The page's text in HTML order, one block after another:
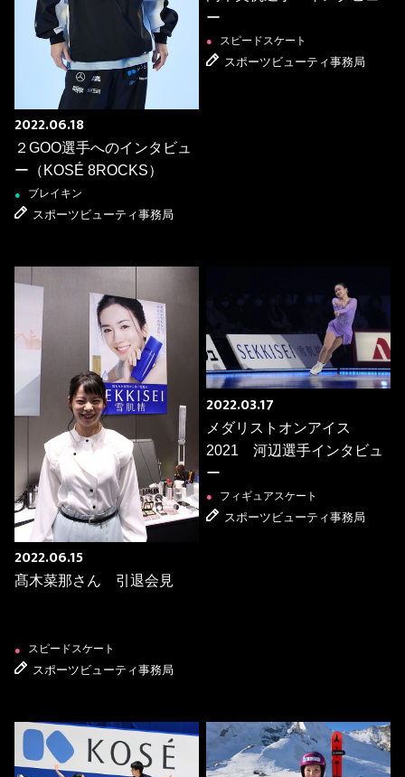
2022.06.18
２GOO選手へのインタビュ
ー（KOSÉ 8ROCKS）
● ブレイキン
スポーツビューティ事務局
ー
● スピードスケート
スポーツビューティ事務局
2022.06.15
髙木菜那さん 引退会見
● スピードスケート
スポーツビューティ事務局
2022.03.17
メダリストオンアイス
2021 河辺選手インタビュ
ー
● フィギュアスケート
スポーツビューティ事務局